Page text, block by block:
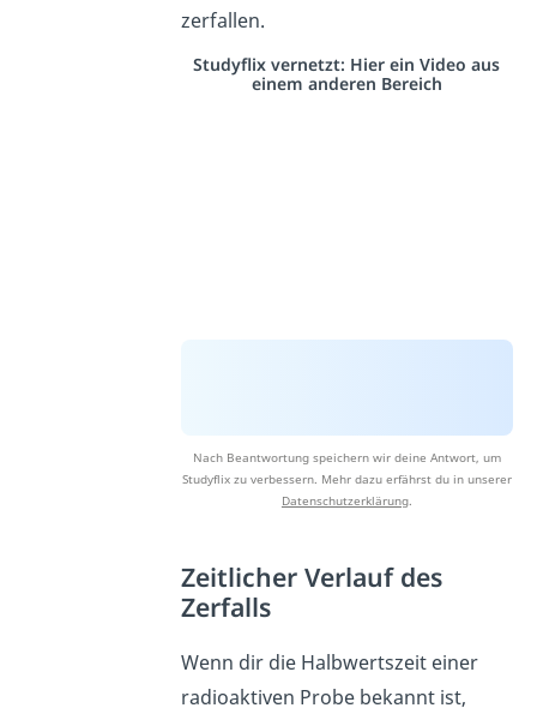
zerfallen.
Studyflix vernetzt: Hier ein Video aus
einem anderen Bereich
Nach Beantwortung speichern wir deine Antwort, um
Studyflix zu verbessern. Mehr dazu erfährst du in unserer
Datenschutzerklärung.
Zeitlicher Verlauf des
Zerfalls
Wenn dir die Halbwertszeit einer
radioaktiven Probe bekannt ist,